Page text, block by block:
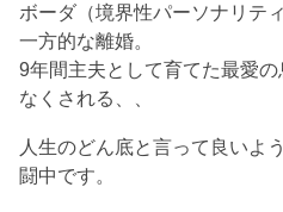
ボーダ（境界性パーソナリテ
一方的な離婚。
9年間主夫として育てた最愛
なくされる、、
人生のどん底と言って良いよ
闘中です。